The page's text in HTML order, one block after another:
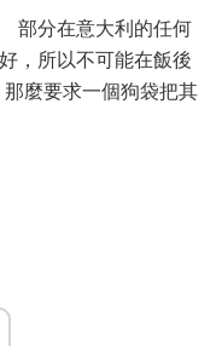
部分在意大利的任何
，所以不可能在飯後
麼要求一個狗袋把其